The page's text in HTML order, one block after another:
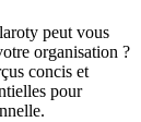
peut vous
organisation ?
concis et
pour